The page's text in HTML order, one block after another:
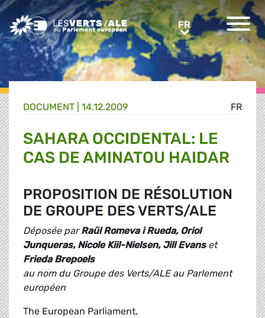
Greens/EFA Home FRFR
FR
DOCUMENT 14.12.2009
SAHARA OCCIDENTAL: LE
CAS DE AMINATOU HAIDAR
PROPOSITION DE RÉSOLUTION
DE GROUPE DES VERTS/ALE
Déposée parRaül Romeva i Rueda, Oriol
Junqueras, Nicole Kiil-Nielsen, Jill Evanset
Frieda Brepoels
au nom du Groupe des Verts/ALE au Parlement
européen
The European Parliament,